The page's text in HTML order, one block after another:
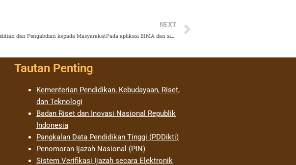
NEXT
Batas Akhir Unggah Laporan Penelitian dan Pengabdian kepada MasyarakatPada aplikasi BIMA dan sistem ekontrak LLDIKTI Wilayah VI
Tautan Penting
Kementerian Pendidikan, Kebudayaan, Riset,
dan Teknologi
Badan Riset dan Inovasi Nasional Republik
Indonesia
Pangkalan Data Pendidikan Tinggi (PDDikti)
Penomoran Ijazah Nasional (PIN)
Sistem Verifikasi Ijazah secara Elektronik